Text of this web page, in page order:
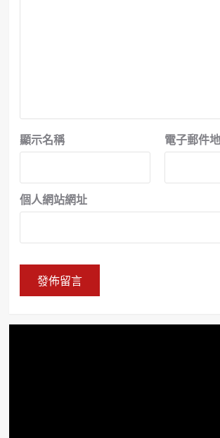
顯示名稱 電子郵件
個人網站網址